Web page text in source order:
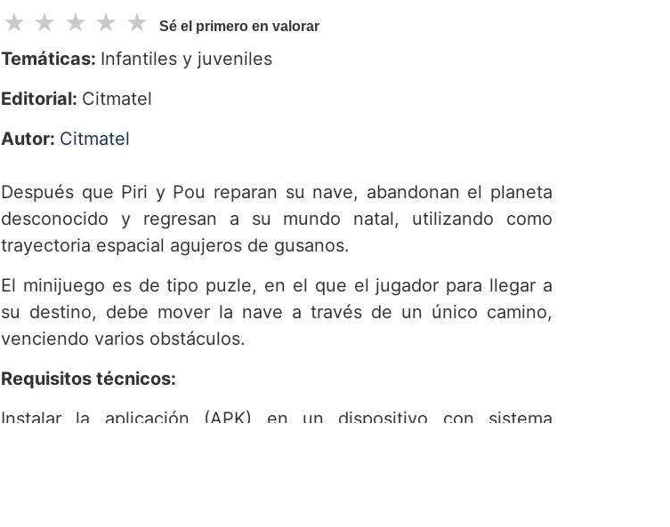
☆
☆
☆
☆
☆ Sé el primero en valorar
Temáticas: Infantiles y juveniles
Editorial: Citmatel
Autor: Citmatel
Después que Piri y Pou reparan su nave, abandonan el planeta
desconocido y regresan a su mundo natal, utilizando como
trayectoria espacial agujeros de gusanos.
El minijuego es de tipo puzle, en el que el jugador para llegar a
su destino, debe mover la nave a través de un único camino,
venciendo varios obstáculos.
Requisitos técnicos:
Instalar la aplicación (APK) en un dispositivo con sistema